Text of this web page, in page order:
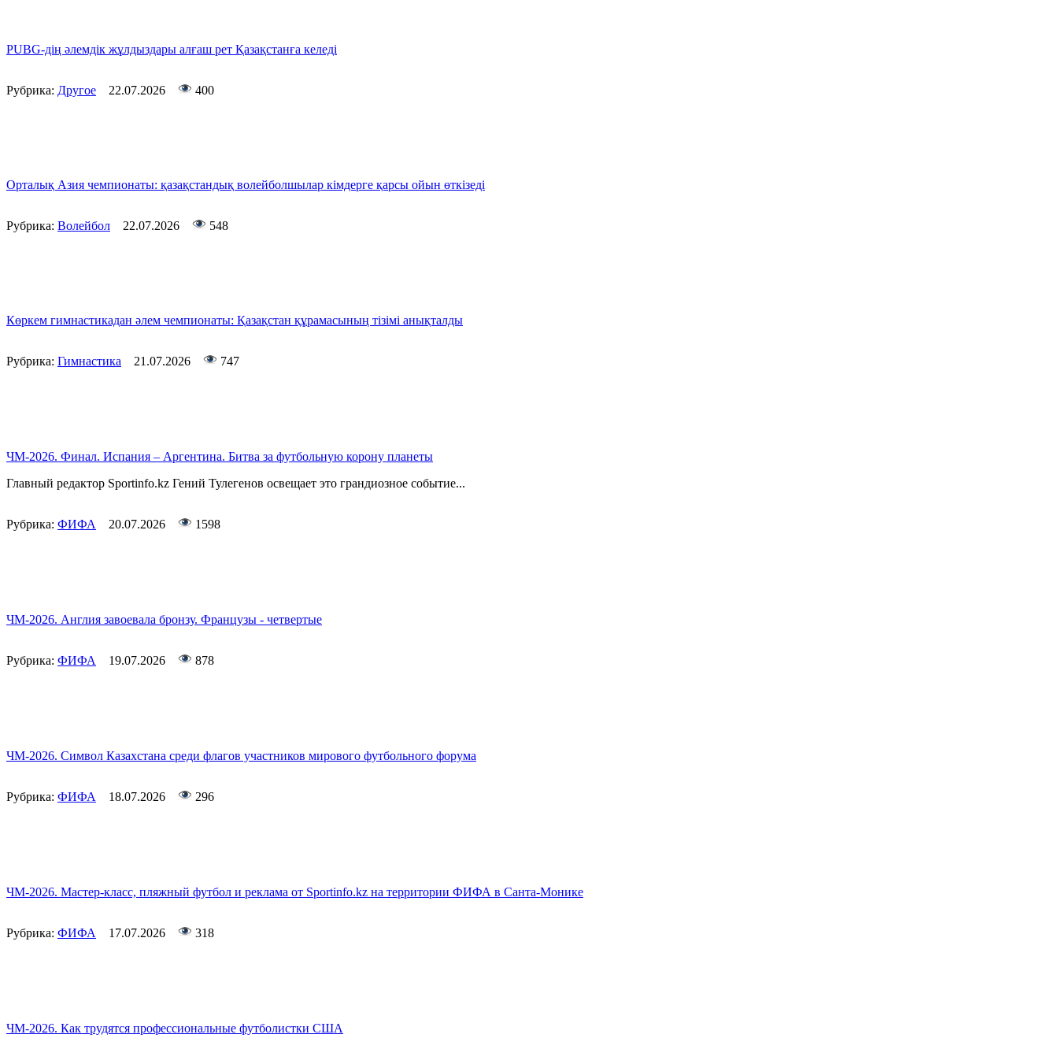
PUBG-дің әлемдік жұлдыздары алғаш рет Қазақстанға келеді
Рубрика: Другое 22.07.2026 400
Орталық Азия чемпионаты: қазақстандық волейболшылар кімдерге қарсы ойын өткізеді
Рубрика: Волейбол 22.07.2026 548
Көркем гимнастикадан әлем чемпионаты: Қазақстан құрамасының тізімі анықталды
Рубрика: Гимнастика 21.07.2026 747
ЧМ-2026. Финал. Испания – Аргентина. Битва за футбольную корону планеты
Главный редактор Sportinfo.kz Гений Тулегенов освещает это грандиозное событие...
Рубрика: ФИФА 20.07.2026 1598
ЧМ-2026. Англия завоевала бронзу. Французы - четвертые
Рубрика: ФИФА 19.07.2026 878
ЧМ-2026. Символ Казахстана среди флагов участников мирового футбольного форума
Рубрика: ФИФА 18.07.2026 296
ЧМ-2026. Мастер-класс, пляжный футбол и реклама от Sportinfo.kz на территории ФИФА в Санта-Монике
Рубрика: ФИФА 17.07.2026 318
ЧМ-2026. Как трудятся профессиональные футболистки США